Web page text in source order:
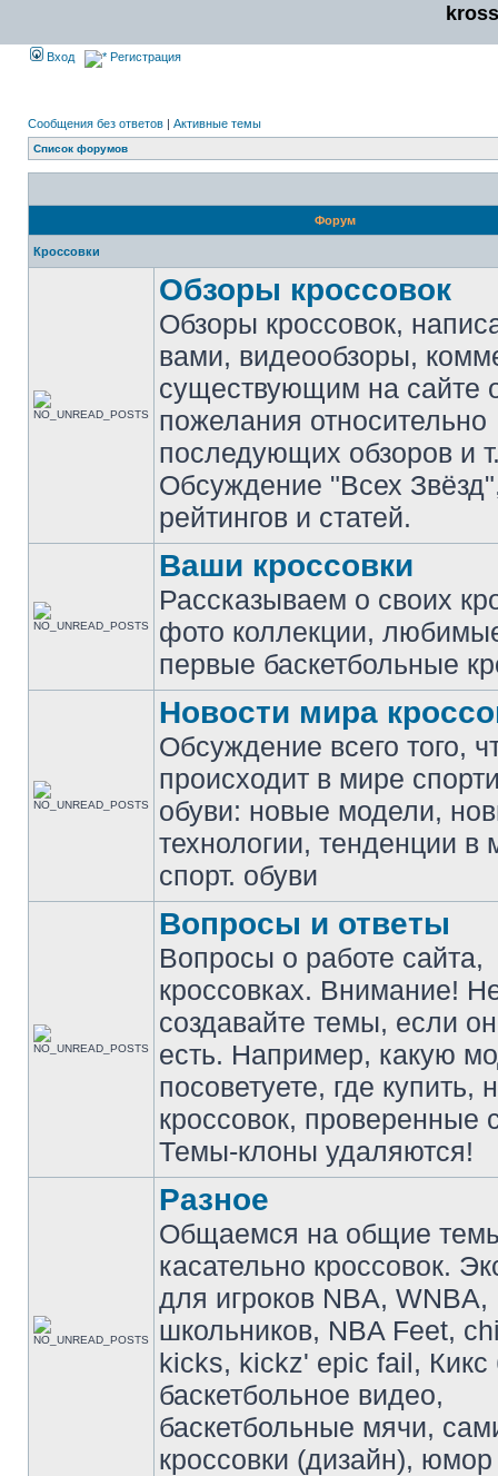
Вход Регистрация
Сообщения без ответов | Активные темы
Список форумов
Форум
Кроссовки
Обзоры кроссовок
Обзоры кроссовок,
вами, видеообзоры,
существующим на сайте
пожелания относительно
последующих обзоров и
Обсуждение "Всех
рейтингов и статей.
Ваши кроссовки
Рассказываем о своих
фото коллекции,
первые баскетбольные
Новости мира
Обсуждение всего того,
происходит в мире
обуви: новые модели,
технологии, тенденции в
спорт. обуви
Вопросы и ответы
Вопросы о работе сайта,
кроссовках. Внимание!
создавайте темы, если
есть. Например, какую
посоветуете, где купить,
кроссовок, проверенные
Темы-клоны удаляются!
Разное
Общаемся на общие
касательно кроссовок.
для игроков NBA, WNBA,
школьников, NBA Feet,
kicks, kickz' epic fail, Кикс
баскетбольное видео,
баскетбольные мячи,
кроссовки (дизайн),